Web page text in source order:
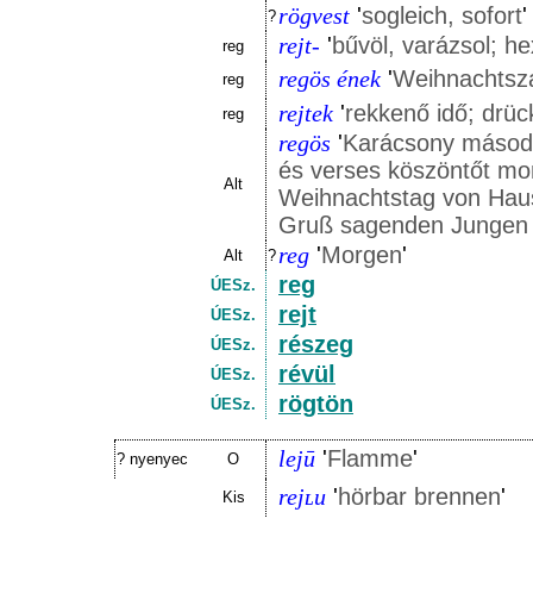
? rögvest 'sogleich, sofort'
reg rejt- 'bűvöl, varázsol;
reg regöѕ ének '
reg rejtek 'rekkenő idő;
Alt
regöѕ 'Karácsony
és verses köszöntőt
Weihnachtstag von
Gruß sagenden
Alt ? reg 'Morgen'
ÚESz. reg
ÚESz. rejt
ÚESz. részeg
ÚESz. révül
ÚESz. rögtön
? nyenyec O lejū 'Flamme'
Kis rejʟu 'hörbar brennen'